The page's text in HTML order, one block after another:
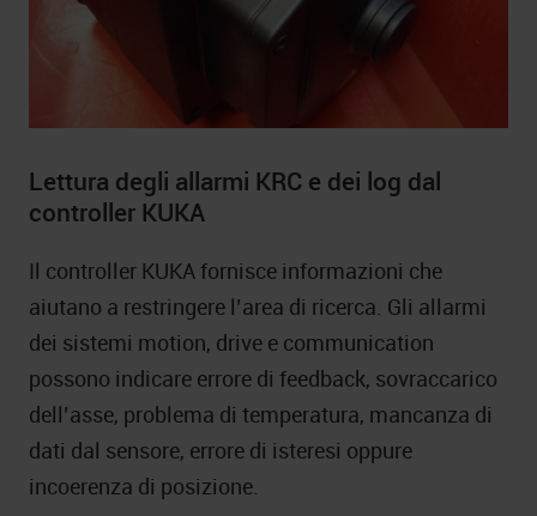
Lettura degli allarmi KRC e dei log dal
controller KUKA
Il controller KUKA fornisce informazioni che
aiutano a restringere l’area di ricerca. Gli allarmi
dei sistemi motion, drive e communication
possono indicare errore di feedback, sovraccarico
dell’asse, problema di temperatura, mancanza di
dati dal sensore, errore di isteresi oppure
incoerenza di posizione.